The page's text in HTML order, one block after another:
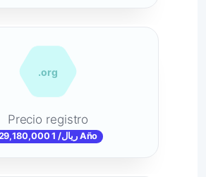
.org
Precio registro
29,180,000 ریال/ 1 Año